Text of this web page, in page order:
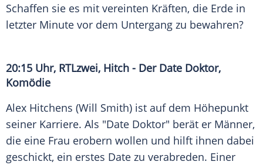
Schaffen sie es mit vereinten Kräften, die Erde in
letzter Minute vor dem Untergang zu bewahren?
20:15 Uhr, RTLzwei, Hitch - Der Date Doktor,
Komödie
Alex Hitchens (Will Smith) ist auf dem Höhepunkt
seiner Karriere. Als "Date Doktor" berät er Männer,
die eine Frau erobern wollen und hilft ihnen dabei
geschickt, ein erstes Date zu verabreden. Einer